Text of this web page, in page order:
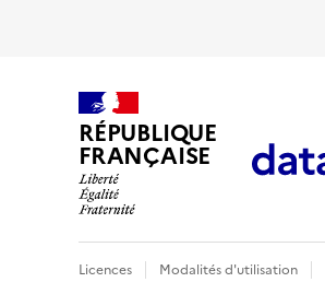
RÉPUBLIQUE
FRANÇAISE
Licences Modalités d'utilisation